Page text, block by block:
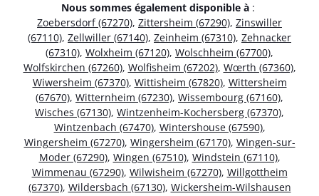
Nous sommes également disponible à :
Zoebersdorf (67270), Zittersheim (67290), Zinswiller
(67110), Zellwiller (67140), Zeinheim (67310), Zehnacker
(67310), Wolxheim (67120), Wolschheim (67700),
Wolfskirchen (67260), Wolfisheim (67202), Wœrth (67360),
Wiwersheim (67370), Wittisheim (67820), Wittersheim
(67670), Witternheim (67230), Wissembourg (67160),
Wisches (67130), Wintzenheim-Kochersberg (67370),
Wintzenbach (67470), Wintershouse (67590),
Wingersheim (67270), Wingersheim (67170), Wingen-sur-
Moder (67290), Wingen (67510), Windstein (67110),
Wimmenau (67290), Wilwisheim (67270), Willgottheim
(67370), Wildersbach (67130), Wickersheim-Wilshausen